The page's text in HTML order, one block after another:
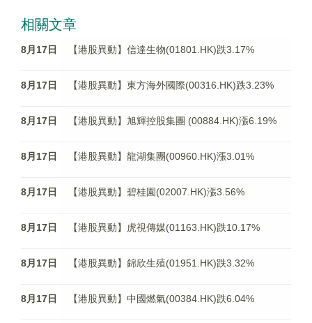
相關文章
8月17日 【港股異動】信達生物(01801.HK)跌3.17%
8月17日 【港股異動】東方海外國際(00316.HK)跌3.23%
8月17日 【港股異動】旭輝控股集團 (00884.HK)漲6.19%
8月17日 【港股異動】龍湖集團(00960.HK)漲3.01%
8月17日 【港股異動】碧桂園(02007.HK)漲3.56%
8月17日 【港股異動】虎視傳媒(01163.HK)跌10.17%
8月17日 【港股異動】錦欣生殖(01951.HK)跌3.32%
8月17日 【港股異動】中國燃氣(00384.HK)跌6.04%